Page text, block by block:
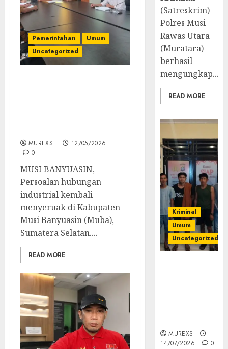
Pemerintahan
Umum
Uncategorized
MUREXS
12/05/2026
0
MUSI BANYUASIN,
Persoalan hubungan
industrial kembali
menyeruak di Kabupaten
Musi Banyuasin (Muba),
Sumatera Selatan....
READ MORE
(Satreskrim)
Polres Musi
Rawas Utara
(Muratara)
berhasil
mengungkap...
READ MORE
Kriminal
Umum
Uncategorized
MUREXS
14/07/2026
0